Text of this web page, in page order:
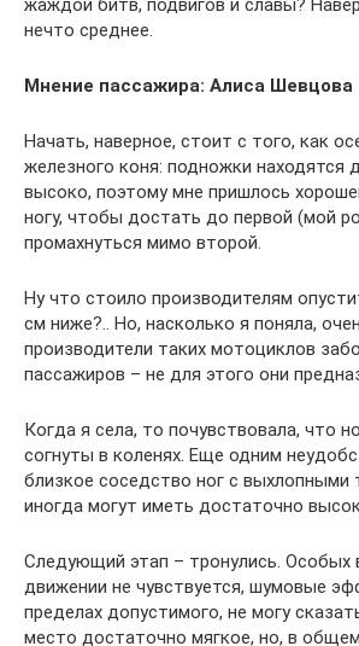
жаждой битв, подвигов и славы?
нечто среднее.
Мнение пассажира: Алиса Шевцова
Начать, наверное, стоит с того, как
железного коня: подножки находятся
высоко, поэтому мне пришлось
ногу, чтобы достать до первой (мой
промахнуться мимо второй.
Ну что стоило производителям
см ниже?.. Но, насколько я поняла,
производители таких мотоциклов
пассажиров – не для этого они
Когда я села, то почувствовала, что
согнуты в коленях. Еще одним
близкое соседство ног с выхлопными
иногда могут иметь достаточно
Следующий этап – тронулись. Особых
движении не чувствуется, шумовые
пределах допустимого, не могу
место достаточно мягкое, но, в